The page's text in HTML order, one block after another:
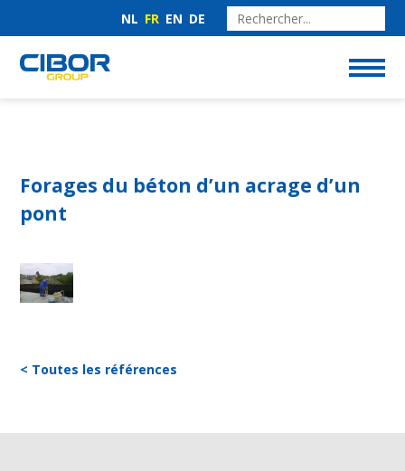
NL FR EN DE
Forages du béton d’un acrage d’un
pont
< Toutes les références